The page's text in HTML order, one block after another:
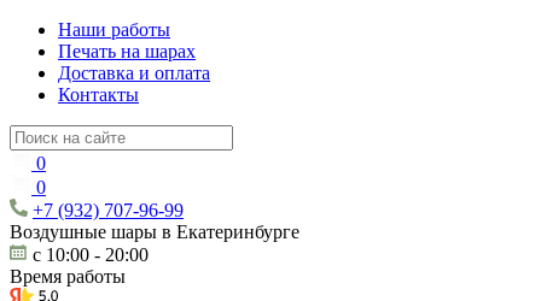
Наши работы
Печать на шарах
Доставка и оплата
Контакты
0
0
+7 (932) 707-96-99
Воздушные шары в Екатеринбурге
c 10:00 - 20:00
Время работы